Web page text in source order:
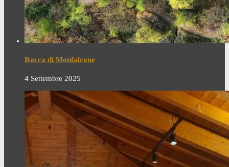
Rocca di Monfalcone
4 Settembre 2025